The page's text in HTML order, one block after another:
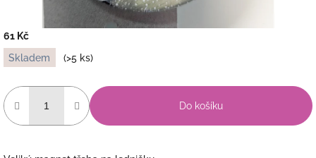
61 Kč
Měrná
cena:
Skladem (>5 ks)
Do košíku